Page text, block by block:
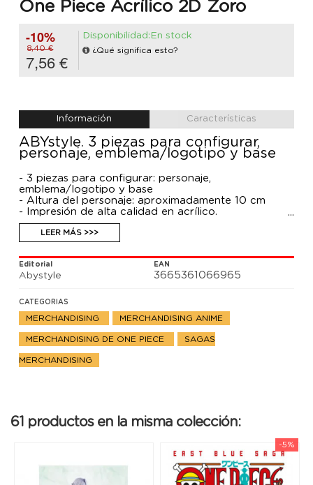
One Piece Acrílico 2D Zoro
-10%
8,40 €
7,56 €
Disponibilidad:En stock
¿Qué significa esto?
Información Características
ABYstyle. 3 piezas para configurar,
personaje, emblema/logotipo y base
- 3 piezas para configurar: personaje,
emblema/logotipo y base
- Altura del personaje: aproximadamente 10 cm
- Impresión de alta calidad en acrílico.
- Piezas a separar del tablero impreso
- Artículo 100% oficial
LEER MÁS >>>
Editorial
Abystyle
EAN
3665361066965
CATEGORIAS
MERCHANDISING MERCHANDISING ANIME
MERCHANDISING DE ONE PIECE SAGAS
MERCHANDISING
61 productos en la misma colección:
-5%